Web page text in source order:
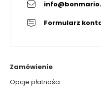
Formularz
Zamówienie
Opcje płatności